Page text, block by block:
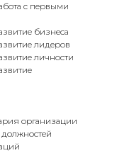
с первыми
бизнеса
лидеров
личности
организации